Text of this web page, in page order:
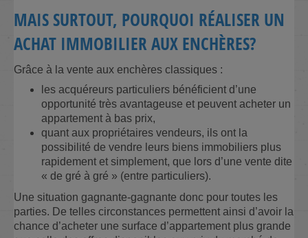
MAIS SURTOUT, POURQUOI RÉALISER UN
ACHAT IMMOBILIER AUX ENCHÈRES?
Grâce à la vente aux enchères classiques :
les acquéreurs particuliers bénéficient d’une
opportunité très avantageuse et peuvent acheter un
appartement à bas prix,
quant aux propriétaires vendeurs, ils ont la
possibilité de vendre leurs biens immobiliers plus
rapidement et simplement, que lors d’une vente dite
« de gré à gré » (entre particuliers).
Une situation gagnante-gagnante donc pour toutes les
parties. De telles circonstances permettent ainsi d’avoir la
chance d’acheter une surface d’appartement plus grande